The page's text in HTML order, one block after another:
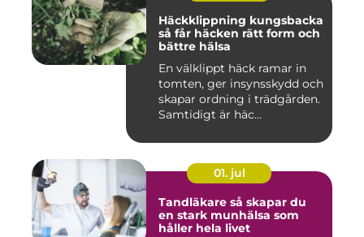
Häckklippning kungsbacka
så får häcken rätt form och
bättre hälsa
En välklippt häck ramar in
tomten, ger insynsskydd och
skapar ordning i trädgården.
Samtidigt är häc...
01. jul
Tandläkare så skapar du
en stark munhälsa som
håller hela livet